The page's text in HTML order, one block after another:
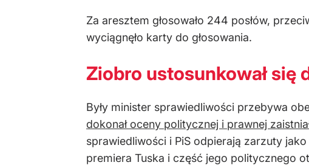
Za aresztem głosowało 244 posłów,
wyciągnęło karty do głosowania.
Ziobro ustosunkował się
Były minister sprawiedliwości przebywa
dokonał oceny politycznej i prawnej
sprawiedliwości i PiS odpierają zarzuty
premiera Tuska i część jego politycznego